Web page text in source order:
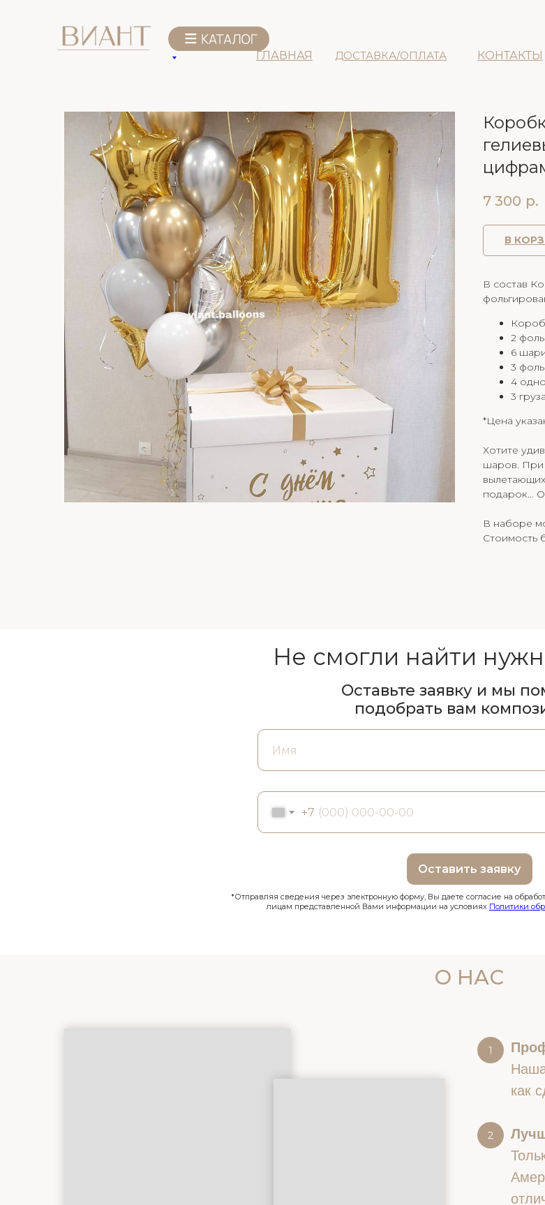
ДОСТАВКА/ОПЛАТА
ГЛАВНАЯ КОНТАКТЫ
7 300 р.
В
В состав
2
6
3
4
3 груза
*Цена
Хотите
шаров. При
подарок...
В наборе
Стоимость
+7
Оставить заявку
Не смогли найти
Оставьте заявку и мы
подобрать вам
*Отправляя сведения через электронную форму, Вы даете согласие на
лицам представленной Вами информации на условиях Политики
О НАС
как